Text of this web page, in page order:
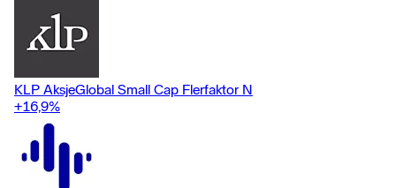
KLP AksjeGlobal Small Cap Flerfaktor N
+16,9%